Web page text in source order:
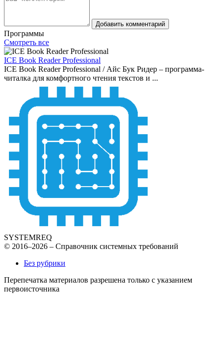
Добавить комментарий
Программы
Смотреть все
ICE Book Reader Professional
ICE Book Reader Professional / Айс Бук Ридер – программа-
читалка для комфортного чтения текстов и ...
SYSTEMREQ
© 2016–2026 – Справочник системных требований
Без рубрики
Перепечатка материалов разрешена только с указанием
первоисточника